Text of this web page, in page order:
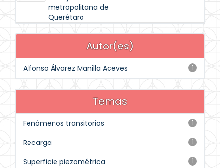
metropolitana de
Querétaro
Autor(es)
1
Alfonso Álvarez Manilla Aceves
Temas
1
Fenómenos transitorios
1
Recarga
1
Superficie piezométrica